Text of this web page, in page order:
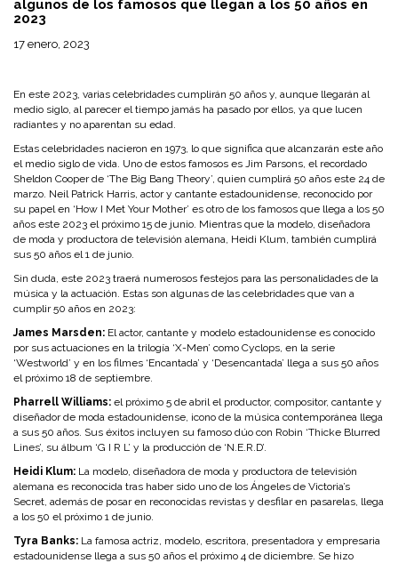
algunos de los famosos que llegan a los 50 años en
2023
17 enero, 2023
En este 2023, varias celebridades cumplirán 50 años y, aunque llegarán al
medio siglo, al parecer el tiempo jamás ha pasado por ellos, ya que lucen
radiantes y no aparentan su edad.
Estas celebridades nacieron en 1973, lo que significa que alcanzarán este año
el medio siglo de vida. Uno de estos famosos es Jim Parsons, el recordado
Sheldon Cooper de ‘The Big Bang Theory’, quien cumplirá 50 años este 24 de
marzo. Neil Patrick Harris, actor y cantante estadounidense, reconocido por
su papel en ‘How I Met Your Mother’ es otro de los famosos que llega a los 50
años este 2023 el próximo 15 de junio. Mientras que la modelo, diseñadora
de moda y productora de televisión alemana, Heidi Klum, también cumplirá
sus 50 años el 1 de junio.
Sin duda, este 2023 traerá numerosos festejos para las personalidades de la
música y la actuación. Estas son algunas de las celebridades que van a
cumplir 50 años en 2023:
James Marsden: El actor, cantante y modelo estadounidense es conocido
por sus actuaciones en la trilogía ‘X-Men’ como Cyclops, en la serie
‘Westworld’ y en los filmes ‘Encantada’ y ‘Desencantada’ llega a sus 50 años
el próximo 18 de septiembre.
Pharrell Williams: el próximo 5 de abril el productor, compositor, cantante y
diseñador de moda estadounidense, icono de la música contemporánea llega
a sus 50 años. Sus éxitos incluyen su famoso dúo con Robin ‘Thicke Blurred
Lines’, su álbum ‘G I R L’ y la producción de ‘N.E.R.D’.
Heidi Klum: La modelo, diseñadora de moda y productora de televisión
alemana es reconocida tras haber sido uno de los Ángeles de Victoria’s
Secret, además de posar en reconocidas revistas y desfilar en pasarelas, llega
a los 50 el próximo 1 de junio.
Tyra Banks: La famosa actriz, modelo, escritora, presentadora y empresaria
estadounidense llega a sus 50 años el próximo 4 de diciembre. Se hizo